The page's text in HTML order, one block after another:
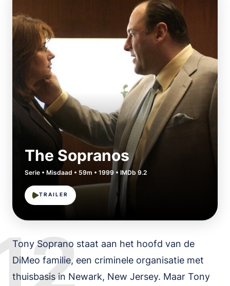
The Sopranos
Serie • Misdaad • 59m • 1999 • IMDb 9.2
TRAILER
Tony Soprano staat aan het hoofd van de
DiMeo familie, een criminele organisatie met
thuisbasis in Newark, New Jersey. Maar Tony